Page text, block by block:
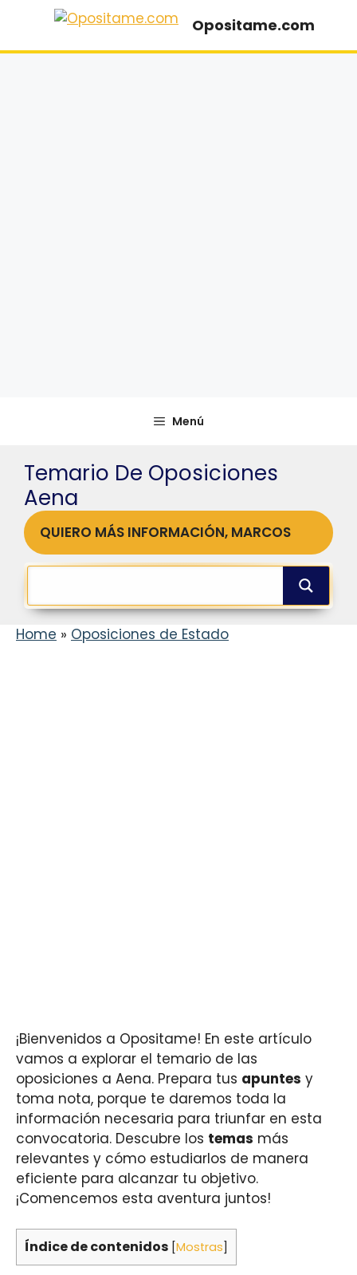
contenido
Opositame.com
Menú
Temario De Oposiciones
Aena
QUIERO MÁS INFORMACIÓN, MARCOS
Home » Oposiciones de Estado
¡Bienvenidos a Opositame! En este artículo
vamos a explorar el temario de las
oposiciones a Aena. Prepara tus apuntes y
toma nota, porque te daremos toda la
información necesaria para triunfar en esta
convocatoria. Descubre los temas más
relevantes y cómo estudiarlos de manera
eficiente para alcanzar tu objetivo.
¡Comencemos esta aventura juntos!
Índice de contenidos [Mostras]